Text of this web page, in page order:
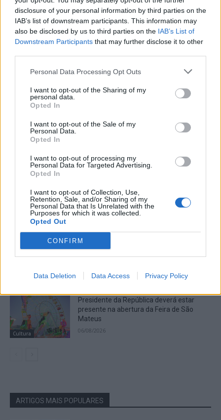
disclosure of your personal information by third parties on the
IAB’s list of downstream participants. This information may
also be disclosed by us to third parties on the IAB’s List of
Downstream Participants that may further disclose it to other
Personal Data Processing Opt Outs
I want to opt-out of the Sharing of my
personal data.
Opted In
I want to opt-out of the Sale of my
Personal Data.
Opted In
I want to opt-out of processing my
Personal Data for Targeted Advertising.
Opted In
I want to opt-out of Collection, Use,
Retention, Sale, and/or Sharing of my
Personal Data that Is Unrelated with the
Purposes for which it was collected.
Opted Out
CONFIRM
Data Deletion Data Access Privacy Policy
Artigo anterior
Marchas Populares
protagonizadas pela
comunidade escolar de
Próximo artigo
Smart cities, governação e
controle democráticos:
outros países
Artigos Relacionados
Destaques
de Algodres
07/08/2026
Destaques
Presidente da República considera que a
Feira de São Mateus é um local de
07/08/2026
Cultura
Presidente da República deverá estar
presente na abertura da Feira de São
Mateus
06/08/2026
ARTIGOS MAIS POPULARES